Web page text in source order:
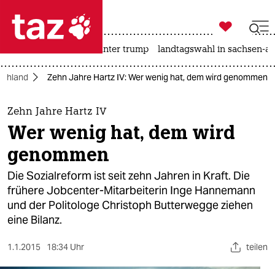
 taz zahl ich
taz zahl ich
themen
politik
öko
gesellschaft
kultur
sport

taz zahl ich
usa unter trump landtagswahl in sachsen-
Zehn Jahre Hartz IV: Wer wenig hat, dem wird genommen
Zehn Jahre Hartz IV
Wer wenig hat, dem wird
genommen
Die Sozialreform ist seit zehn Jahren in Kraft. Die
frühere Jobcenter-Mitarbeiterin Inge Hannemann
und der Politologe Christoph Butterwegge ziehen
eine Bilanz.
1.1.2015 18:34 Uhr teilen